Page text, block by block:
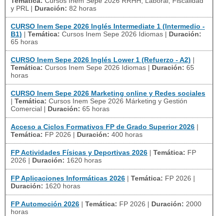
y PRL | Duración: 82 horas
CURSO Inem Sepe 2026 Inglés Intermediate 1 (Intermedio -
B1) | Temática: Cursos Inem Sepe 2026 Idiomas | Duración:
65 horas
CURSO Inem Sepe 2026 Inglés Lower 1 (Refuerzo - A2) |
Temática: Cursos Inem Sepe 2026 Idiomas | Duración: 65
horas
CURSO Inem Sepe 2026 Marketing online y Redes sociales
| Temática: Cursos Inem Sepe 2026 Márketing y Gestión
Comercial | Duración: 65 horas
Acceso a Ciclos Formativos FP de Grado Superior 2026 |
Temática: FP 2026 | Duración: 400 horas
FP Actividades Físicas y Deportivas 2026 | Temática: FP
2026 | Duración: 1620 horas
FP Aplicaciones Informáticas 2026 | Temática: FP 2026 |
Duración: 1620 horas
FP Automoción 2026 | Temática: FP 2026 | Duración: 2000
horas